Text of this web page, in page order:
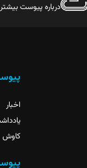
درباره پیوست
اخبار
کاوش